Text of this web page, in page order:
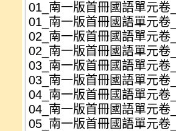
01_南一版首冊國語單元
01_南一版首冊國語單元
02_南一版首冊國語單元卷
02_南一版首冊國語單元卷
03_南一版首冊國語單元卷
03_南一版首冊國語單元卷
04_南一版首冊國語單元
04_南一版首冊國語單元
05_南一版首冊國語單元